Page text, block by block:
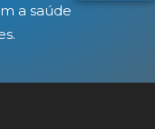
a saúde